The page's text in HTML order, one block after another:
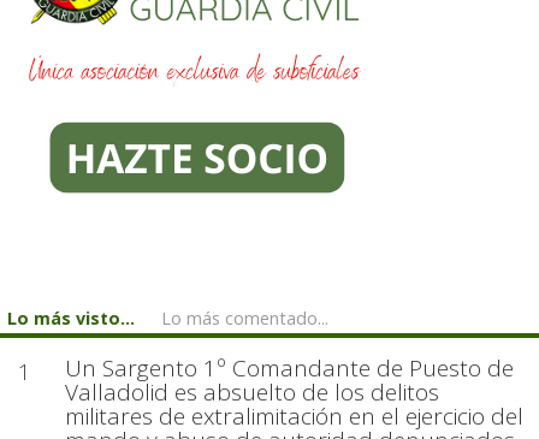
Lo más visto... Lo más comentado...
1 Un Sargento 1º Comandante de Puesto de
Valladolid es absuelto de los delitos
militares de extralimitación en el ejercicio del